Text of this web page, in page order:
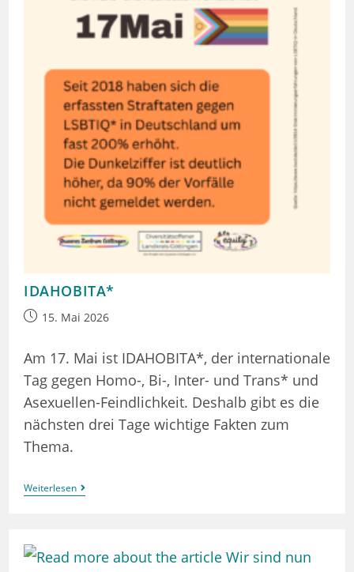
IDAHOBITA*
Beitrag15. Mai 2026
Am 17. Mai ist IDAHOBITA*, der internationale
Tag gegen Homo-, Bi-, Inter- und Trans* und
Asexuellen-Feindlichkeit. Deshalb gibt es die
nächsten drei Tage wichtige Fakten zum
Thema.
WeiterlesenIDAHOBITA*